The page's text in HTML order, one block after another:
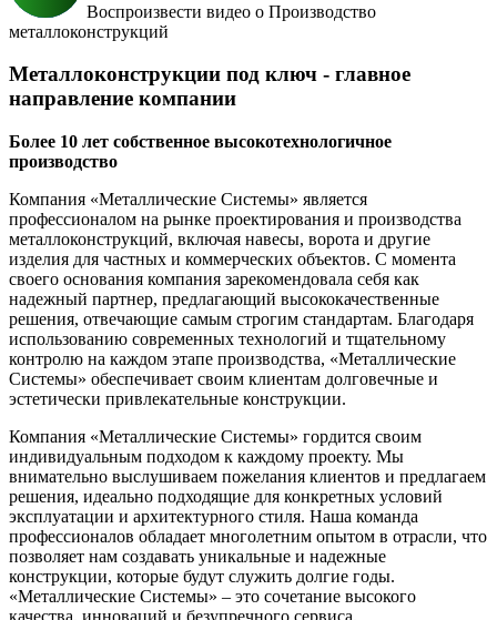
Воспроизвести видео о Производство
металлоконструкций
Металлоконструкции под ключ - главное
направление компании
Более 10 лет собственное высокотехнологичное
производство
Компания «Металлические Cистемы» является
профессионалом на рынке проектирования и производства
металлоконструкций, включая навесы, ворота и другие
изделия для частных и коммерческих объектов. С момента
своего основания компания зарекомендовала себя как
надежный партнер, предлагающий высококачественные
решения, отвечающие самым строгим стандартам. Благодаря
использованию современных технологий и тщательному
контролю на каждом этапе производства, «Металлические
Cистемы» обеспечивает своим клиентам долговечные и
эстетически привлекательные конструкции.
Компания «Металлические Cистемы» гордится своим
индивидуальным подходом к каждому проекту. Мы
внимательно выслушиваем пожелания клиентов и предлагаем
решения, идеально подходящие для конкретных условий
эксплуатации и архитектурного стиля. Наша команда
профессионалов обладает многолетним опытом в отрасли, что
позволяет нам создавать уникальные и надежные
конструкции, которые будут служить долгие годы.
«Металлические Cистемы» – это сочетание высокого
качества, инноваций и безупречного сервиса.